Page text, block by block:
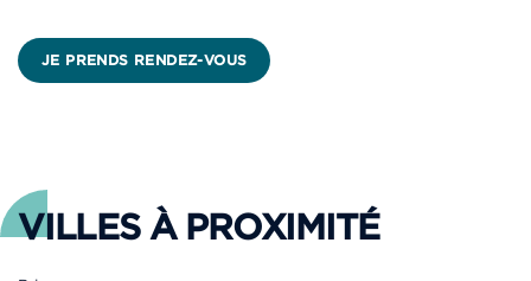
JE PRENDS RENDEZ-VOUS
VILLES À PROXIMITÉ